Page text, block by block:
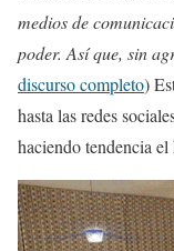
medios de
poder. Así que, sin
discurso completo)
hasta las redes
haciendo tendencia